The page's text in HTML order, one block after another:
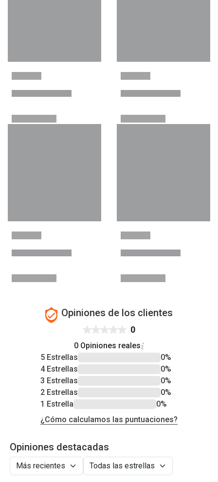
Opiniones de los clientes
0
0 Opiniones reales
5 Estrellas
0%
4 Estrellas
0%
3 Estrellas
0%
2 Estrellas
0%
1 Estrella
0%
¿Cómo calculamos las puntuaciones?
Opiniones destacadas